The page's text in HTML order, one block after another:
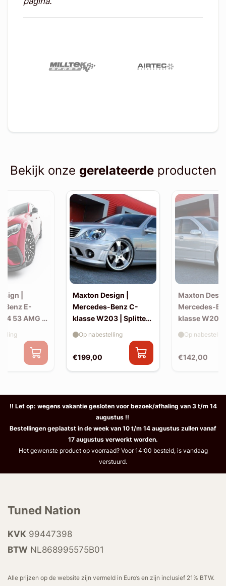
Bekijk onze gerelateerdeproducten
|
Benz E-
53 AMG |
Maxton Design |
Mercedes-Benz C-
klasse W203 | Splitter
(voor W203 AMG-look
€199,00
Op nabestelling
Maxton
Mercedes-
klasse W203
skirts (W204
€142,00
Op
!! Let op: wegens vakantie gesloten voor bezoek/afhaling van 3 t/m 14
augustus !!
Bestellingen geplaatst in de week van 10 t/m 14 augustus zullen vanaf
17 augustus verwerkt worden.
Het gewenste product op voorraad? Voor 14:00 besteld, is vandaag
verstuurd.
Tuned Nation
KVK 99447398
BTW NL868995575B01
Alle prijzen op de website zijn vermeld in Euro’s en zijn inclusief 21% BTW.